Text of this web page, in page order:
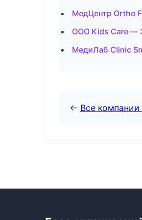
МедЦентр Ortho
ООО Kids Care —
МедиЛаб Clinic
← Все